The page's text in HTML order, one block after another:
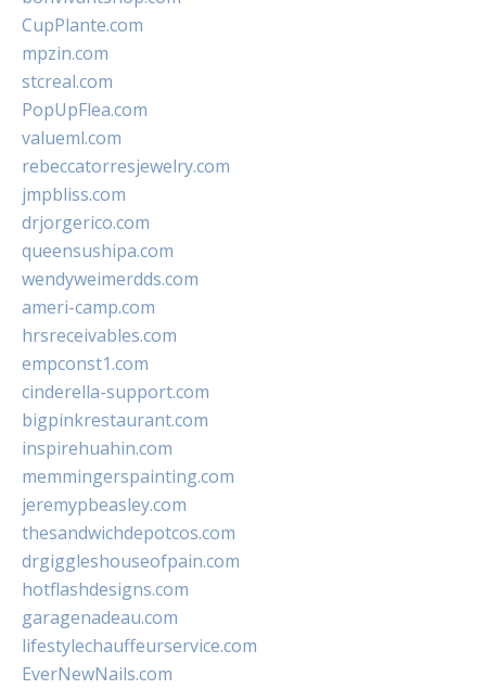
CupPlante.com
mpzin.com
stcreal.com
PopUpFlea.com
valueml.com
rebeccatorresjewelry.com
jmpbliss.com
drjorgerico.com
queensushipa.com
wendyweimerdds.com
ameri-camp.com
hrsreceivables.com
empconst1.com
cinderella-support.com
bigpinkrestaurant.com
inspirehuahin.com
memmingerspainting.com
jeremypbeasley.com
thesandwichdepotcos.com
drgiggleshouseofpain.com
hotflashdesigns.com
garagenadeau.com
lifestylechauffeurservice.com
EverNewNails.com